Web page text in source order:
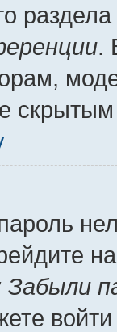
.
Забыли